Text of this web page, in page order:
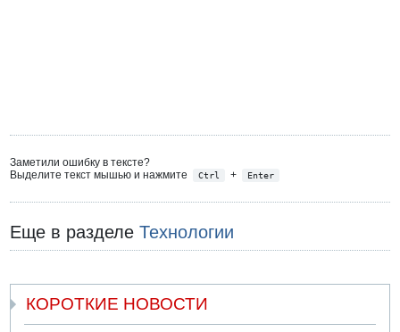
Заметили ошибку в тексте?
Выделите текст мышью и нажмите
Ctrl + Enter
Еще в разделеТехнологии
КОРОТКИЕ НОВОСТИ